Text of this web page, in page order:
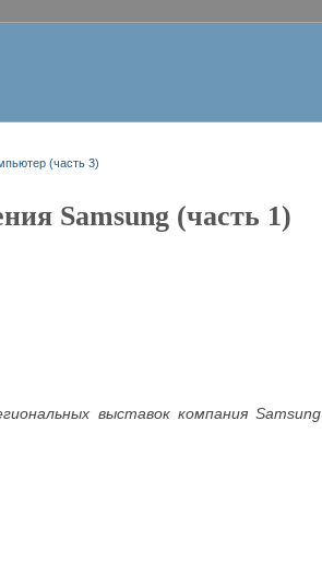
(часть 3)
Samsung (часть 1)
выставок компания Samsung